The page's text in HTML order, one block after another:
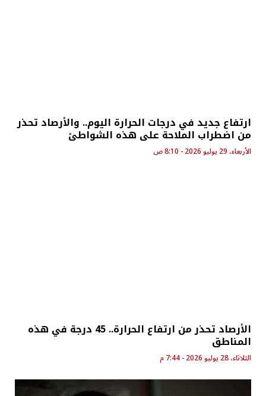
ارتفاع جديد في درجات الحرارة اليوم.. والأرصاد تحذر
من اضطراب الملاحة على هذه الشواطئ
الأربعاء، 29 يوليو 2026 - 8:10 ص
الأرصاد تحذر من ارتفاع الحرارة.. 45 درجة في هذه
المناطق
الثلاثاء، 28 يوليو 2026 - 7:44 م